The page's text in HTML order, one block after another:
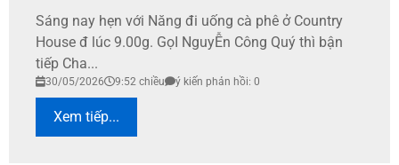
Sáng nay hẹn với Năng đi uống cà phê ở Country
House đ lúc 9.00g. GọI NguyỄn Công Quý thì bận
tiếp Cha...
30/05/2026 9:52 chiều ý kiến phản hồi: 0
Xem tiếp...